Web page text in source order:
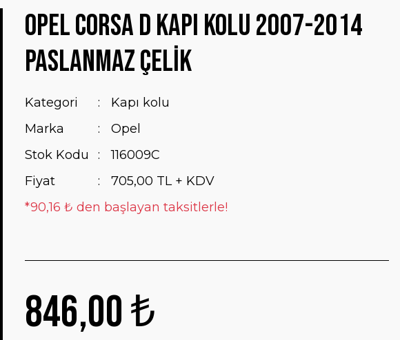
Opel Corsa D Kapı Kolu 2007-2014
Paslanmaz Çelik
Kategori
Kapı kolu
Marka
Opel
Stok Kodu
116009C
Fiyat
705,00 TL + KDV
*90,16 ₺ den başlayan taksitlerle!
846,00 ₺